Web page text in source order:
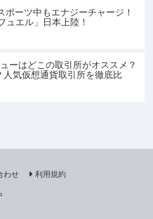
ーツ中もエナジーチャージ！
ュエル」日本上陸！
ーはどこの取引所がオススメ？
気仮想通貨取引所を徹底比
わせ
利用規約